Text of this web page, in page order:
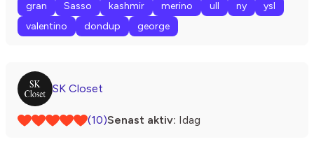
gran Sasso kashmir merino ull ny
ysl
valentino
dondup george
SK Closet
(10)Senast aktiv: Idag